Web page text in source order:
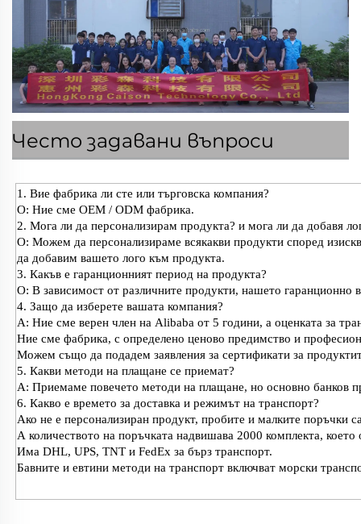
Често задавани въпроси
1. Вие фабрика ли сте или търговска компания?
О: Ние сме OEM / ODM фабрика.
2. Мога ли да персонализирам продукта? и мога ли да добавя
О: Можем да персонализираме всякакви продукти според
да добавим вашето лого към продукта.
3. Какъв е гаранционният период на продукта?
О: В зависимост от различните продукти, нашето гаранционно
4. Защо да изберете вашата компания?
A: Ние сме верен член на Alibaba от 5 години, а оценката за
Ние сме фабрика, с определено ценово предимство и
Можем също да подадем заявления за сертификати за
5. Какви методи на плащане се приемат?
A: Приемаме повечето методи на плащане, но основно банков
6. Какво е времето за доставка и режимът на транспорт?
Ако не е персонализиран продукт, пробите и малките поръчки
А количеството на поръчката надвишава 2000 комплекта,
Има DHL, UPS, TNT и FedEx за бърз транспорт.
Бавните и евтини методи на транспорт включват морски